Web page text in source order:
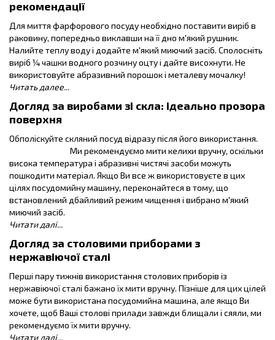
рекомендації
Для миття фарфорового посуду необхідно поставити виріб в
раковину, попередньо виклавши на її дно м'який рушник.
Налийте теплу воду і додайте м'який миючий засіб. Сполосніть
виріб ¼ чашки водного розчину оцту і дайте висохнути. Не
використовуйте абразивний порошок і металеву мочалку!
Читать далее...
Догляд за виробами зі скла: ідеально прозора
поверхня
Обполіскуйте скляний посуд відразу після його використання.
Ми рекомендуємо мити келихи вручну, оскільки
висока температура і абразивні чистячі засоби можуть
пошкодити матеріал. Якщо Ви все ж використовуєте в цих
цілях посудомийну машину, переконайтеся в тому, що
встановлений дбайливий режим чищення і вибрано м'який
миючий засіб.
Читати далі...
Догляд за столовими приборами з
нержавіючої сталі
Перші пару тижнів використання столових приборів із
нержавіючої сталі бажано їх мити вручну. Пізніше для цих цілей
може бути використана посудомийна машина, але якщо Ви
хочете, щоб Ваші столові прилади завжди блищали і сяяли, ми
рекомендуємо їх мити вручну.
Читати далі...